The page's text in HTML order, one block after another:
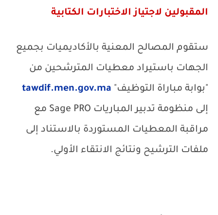
المقبولين لاجتياز الاختبارات الكتابية
ستقوم المصالح المعنية بالأكاديميات بجميع
الجهات باستيراد معطيات المترشحين من
"بوابة مباراة التوظيف" tawdif.men.gov.ma
إلى منظومة تدبير المباريات Sage PRO مع
مراقبة المعطيات المستوردة بالاستناد إلى
ملفات الترشيح ونتائج الانتقاء الأولي.